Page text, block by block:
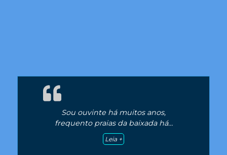
Sou ouvinte há muitos anos,
frequento praias da baixada há…
Leia +“Sou ouvinte há muitos anos,”